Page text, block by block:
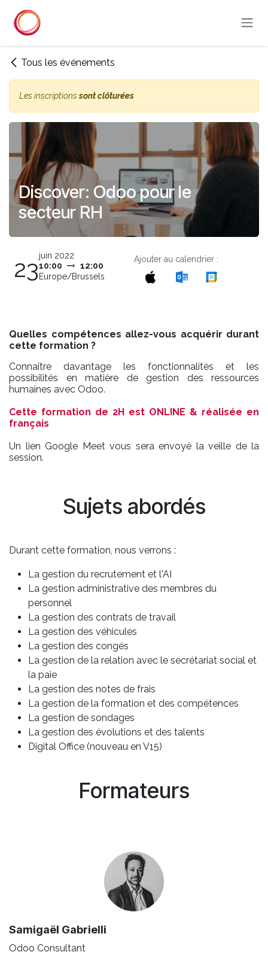
Tous les événements
Les inscriptionssont clôturées
Discover: Odoo pour le
secteur RH
23juin 2022
10:00
12:00
Europe/Brussels
Ajouter au calendrier :
Quelles compétences allez-vous acquérir durant
cette formation ?
Connaître davantage les fonctionnalités et les
possibilités en matière de gestion des ressources
humaines avec Odoo.
Cette formation de 2H est ONLINE & réalisée en
français
Un lien Google Meet vous sera envoyé la veille de la
session.
Sujets abordés
Durant cette formation, nous verrons :
La gestion du recrutement et l'AI
La gestion administrative des membres du
personnel
La gestion des contrats de travail
La gestion des véhicules
La gestion des congés
La gestion de la relation avec le secrétariat social et
la paie
La gestion des notes de frais
La gestion de la formation et des compétences
La gestion de sondages
La gestion des évolutions et des talents
Digital Office (nouveau en V15)
Formateurs
Samigaël Gabrielli
Odoo Consultant